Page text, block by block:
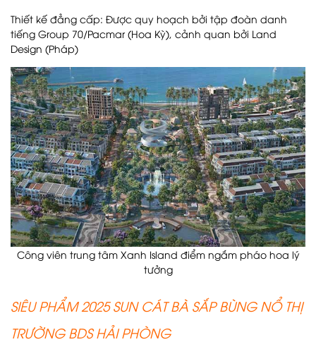
Thiết kế đẳng cấp: Được quy hoạch bởi tập đoàn danh
tiếng Group 70/Pacmar (Hoa Kỳ), cảnh quan bởi Land
Design (Pháp)
Công viên trung tâm Xanh Island điểm ngắm pháo hoa lý
tưởng
SIÊU PHẨM 2025 SUN CÁT BÀ SẮP BÙNG NỔ THỊ
TRƯỜNG BDS HẢI PHÒNG